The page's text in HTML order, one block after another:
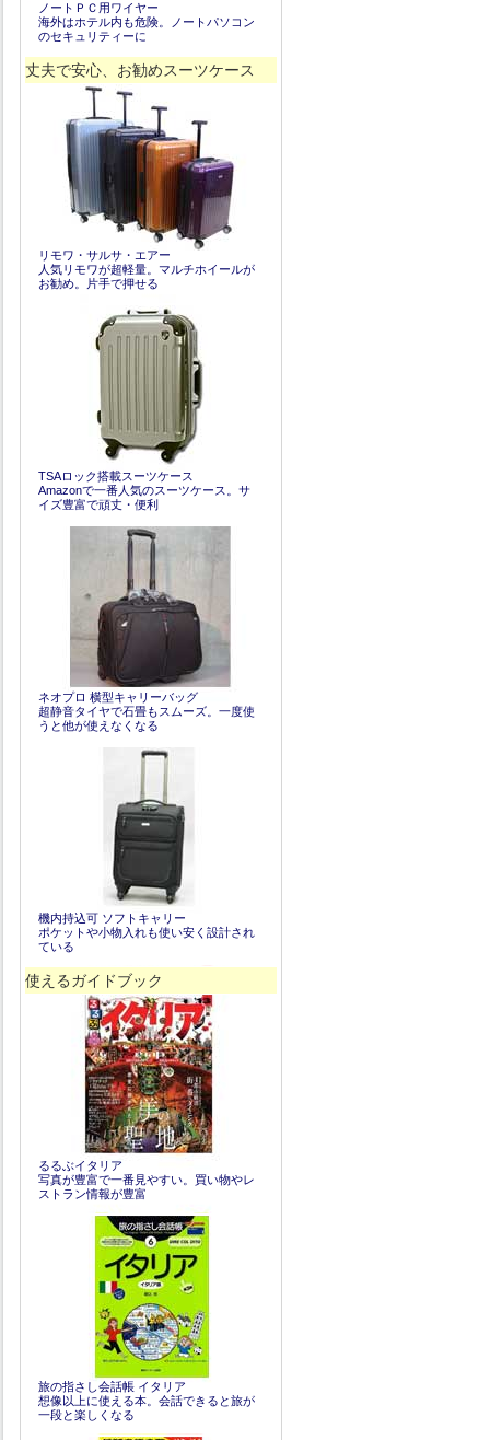
ノートＰＣ用ワイヤー
海外はホテル内も危険。ノートパソコン
のセキュリティーに
丈夫で安心、お勧めスーツケース
リモワ・サルサ・エアー
人気リモワが超軽量。マルチホイールが
お勧め。片手で押せる
TSAロック搭載スーツケース
Amazonで一番人気のスーツケース。サ
イズ豊富で頑丈・便利
ネオプロ 横型キャリーバッグ
超静音タイヤで石畳もスムーズ。一度使
うと他が使えなくなる
機内持込可 ソフトキャリー
ポケットや小物入れも使い安く設計され
ている
使えるガイドブック
るるぶイタリア
写真が豊富で一番見やすい。買い物やレ
ストラン情報が豊富
旅の指さし会話帳 イタリア
想像以上に使える本。会話できると旅が
一段と楽しくなる